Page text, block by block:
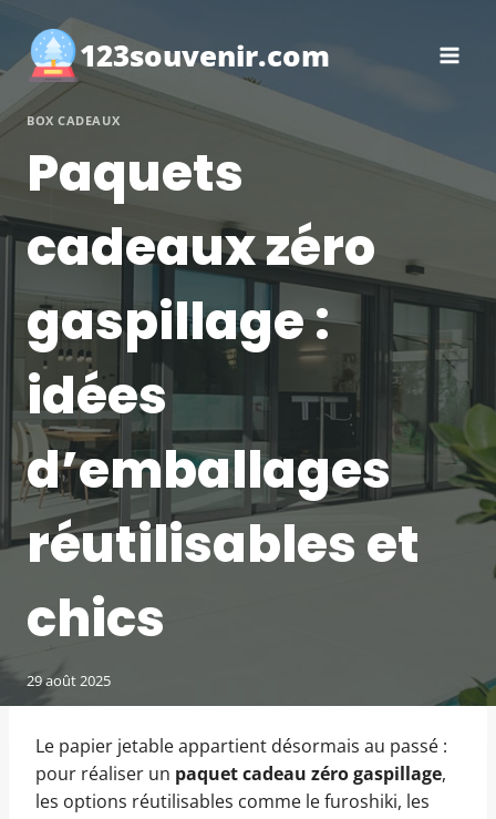
contenu 123souvenir.com
BOX CADEAUX
Paquets
cadeaux zéro
gaspillage :
idées
d’emballages
réutilisables et
chics
29 août 2025
Le papier jetable appartient désormais au passé :
pour réaliser un paquet cadeau zéro gaspillage,
les options réutilisables comme le furoshiki, les